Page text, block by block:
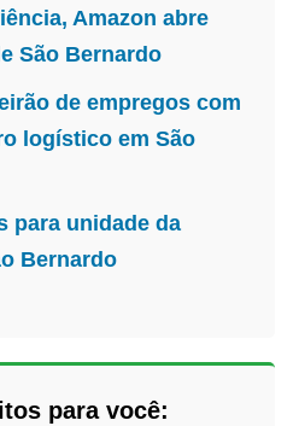
Amazon abre
São Bernardo
de empregos com
logístico em São
para unidade da
Bernardo
para você: